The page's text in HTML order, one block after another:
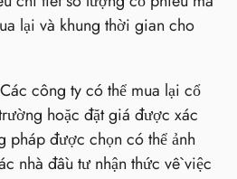
lại và khung thời gian cho
Các công ty có thể mua lại cổ
hoặc đặt giá được xác
pháp được chọn có thể ảnh
nhà đầu tư nhận thức về việc